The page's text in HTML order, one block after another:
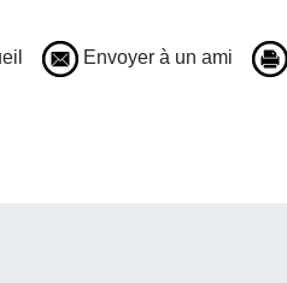
Envoyer à un ami